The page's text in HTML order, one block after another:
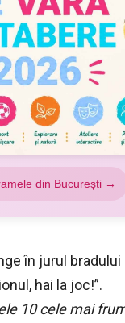
din București →
în jurul bradului
hai la joc!”.
10 cele mai